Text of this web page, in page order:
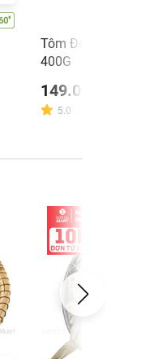
Tôm Đông Lạnh
400G
149.000 ₫
5.0